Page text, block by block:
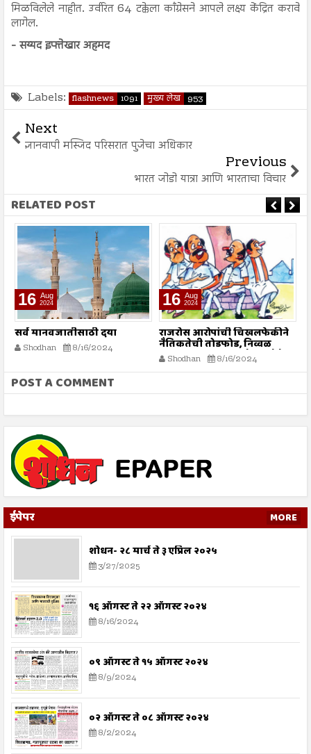
मिळविलेले नाहीत. उर्वरित 64 टक्केला काँग्रेसने आपले लक्ष्य केंद्रित करावे
लागेल.
- सय्यद इफ्तेखार अहमद
Labels: flashnews 1091 मुख्य लेख 953
Next
ज्ञानवापी मस्जिद परिसरात पुजेचा अधिकार
Previous
भारत जोडो यात्रा आणि भारताचा विचार
RELATED POST
16 Aug
2024
सर्व मानवजातीसाठी दया
Shodhan 8/16/2024
16 Aug
2024
राजरोस आरोपांची चिखलफेकीने
नैतिकतेची तोडफोड, निव्वळ
गलथान राजकारणामुळे जनसेवेचा
बट्ट्याबोळ...!
Shodhan 8/16/2024
POST A COMMENT
ईपेपर MORE
शोधन- २८ मार्च ते ३ एप्रिल २०२५
3/27/2025
१६ ऑगस्ट ते २२ ऑगस्ट २०२४
8/16/2024
०९ ऑगस्ट ते १५ ऑगस्ट २०२४
8/9/2024
०२ ऑगस्ट ते ०८ ऑगस्ट २०२४
8/2/2024